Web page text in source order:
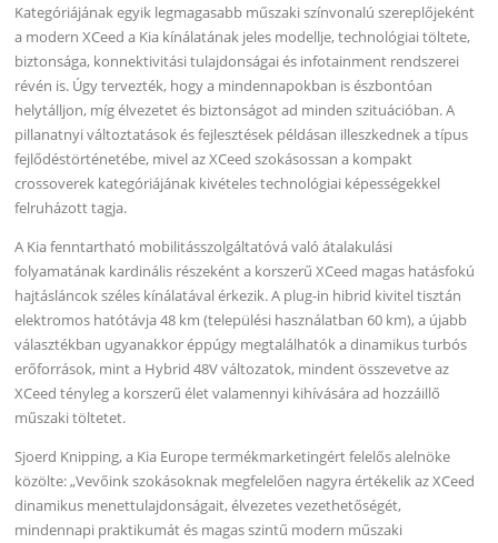
Kategóriájának egyik legmagasabb műszaki színvonalú szereplőjeként
a modern XCeed a Kia kínálatának jeles modellje, technológiai töltete,
biztonsága, konnektivitási tulajdonságai és infotainment rendszerei
révén is. Úgy tervezték, hogy a mindennapokban is észbontóan
helytálljon, míg élvezetet és biztonságot ad minden szituációban. A
pillanatnyi változtatások és fejlesztések példásan illeszkednek a típus
fejlődéstörténetébe, mivel az XCeed szokásossan a kompakt
crossoverek kategóriájának kivételes technológiai képességekkel
felruházott tagja.
A Kia fenntartható mobilitásszolgáltatóvá való átalakulási
folyamatának kardinális részeként a korszerű XCeed magas hatásfokú
hajtásláncok széles kínálatával érkezik. A plug-in hibrid kivitel tisztán
elektromos hatótávja 48 km (települési használatban 60 km), a újabb
választékban ugyanakkor éppúgy megtalálhatók a dinamikus turbós
erőforrások, mint a Hybrid 48V változatok, mindent összevetve az
XCeed tényleg a korszerű élet valamennyi kihívására ad hozzáillő
műszaki töltetet.
Sjoerd Knipping, a Kia Europe termékmarketingért felelős alelnöke
közölte: „Vevőink szokásoknak megfelelően nagyra értékelik az XCeed
dinamikus menettulajdonságait, élvezetes vezethetőségét,
mindennapi praktikumát és magas szintű modern műszaki